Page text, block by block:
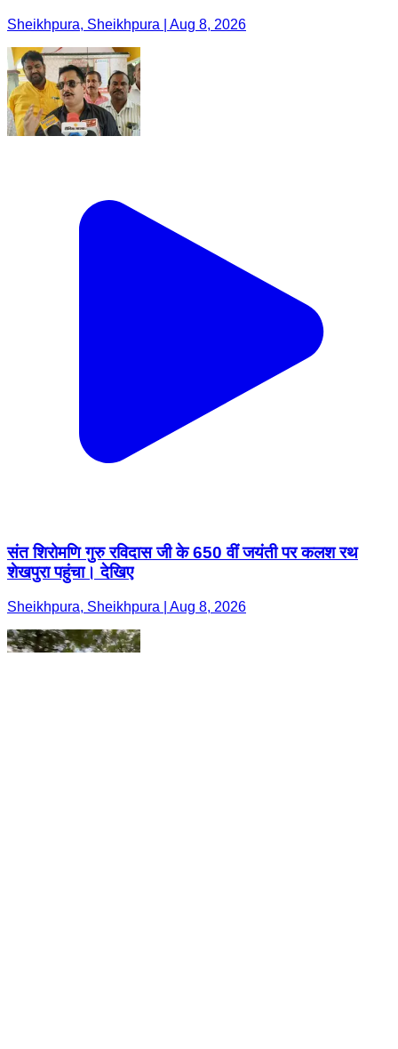
Sheikhpura, Sheikhpura | Aug 8, 2026
संत शिरोमणि गुरु रविदास जी के 650 वीं जयंती पर कलश रथ
शेखपुरा पहुंचा। देखिए
Sheikhpura, Sheikhpura | Aug 8, 2026